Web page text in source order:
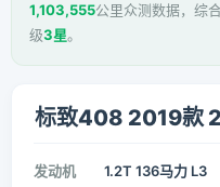
1,103,555公里众测数据，综
级3星。
标致408 2019款
发动机 1.2T 136马力 L3